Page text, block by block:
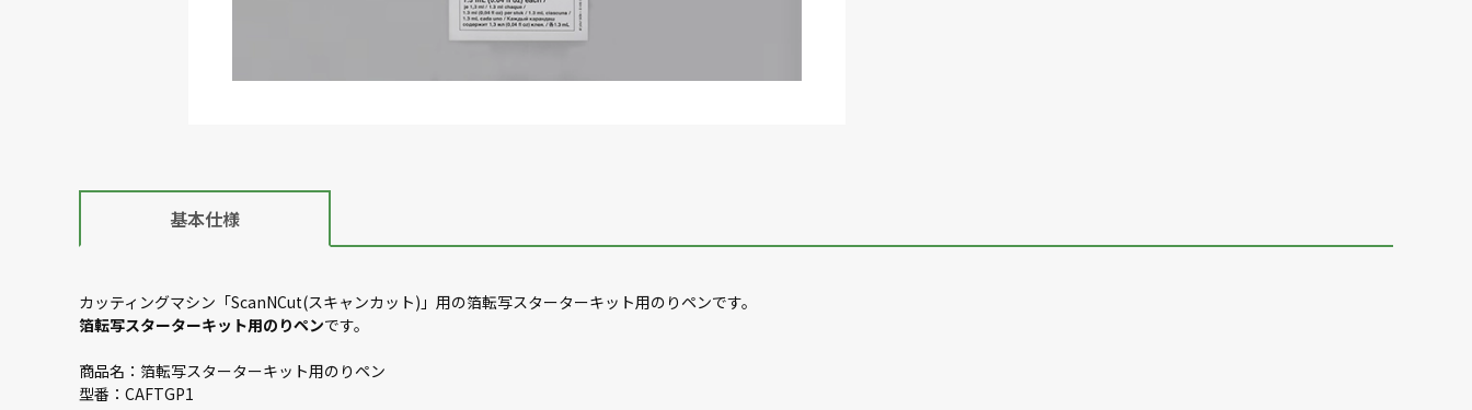
基本仕様
カッティングマシン「ScanNCut(スキャンカット)」用の箔転写スターターキット用のりペンです。
箔転写スターターキット用のりペンです。
商品名：箔転写スターターキット用のりペン
型番：CAFTGP1